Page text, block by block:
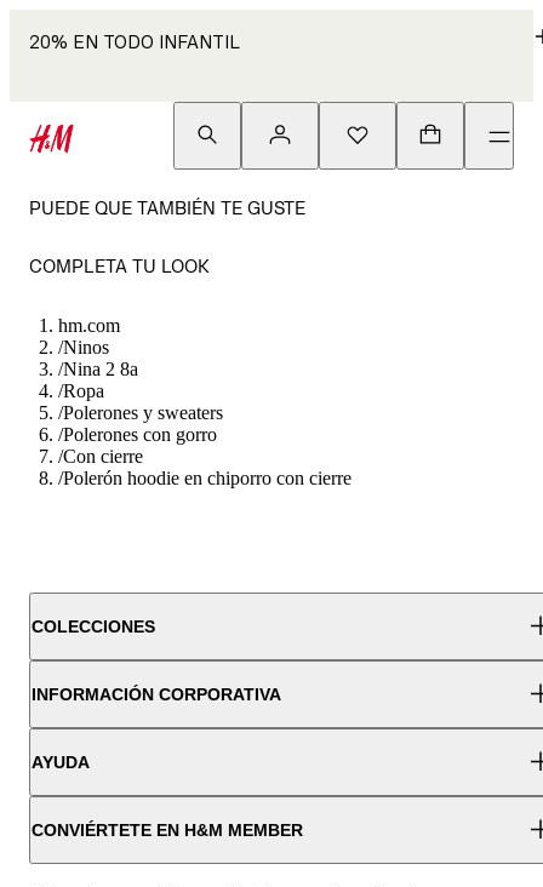
20% EN TODO INFANTIL
PUEDE QUE TAMBIÉN TE GUSTE
COMPLETA TU LOOK
hm.com
/Ninos
/Nina 2 8a
/Ropa
/Polerones y sweaters
/Polerones con gorro
/Con cierre
/Polerón hoodie en chiporro con cierre
COLECCIONES
INFORMACIÓN CORPORATIVA
AYUDA
CONVIÉRTETE EN H&M MEMBER